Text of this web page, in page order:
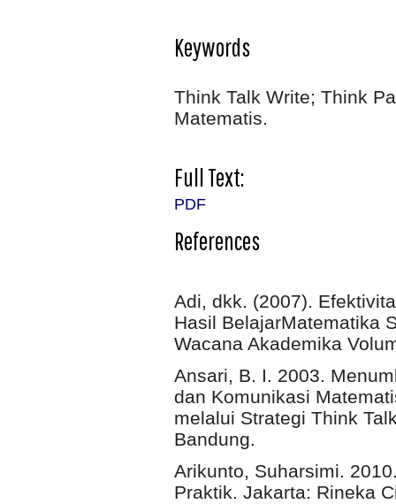
Keywords
Think Talk Write; Think
Matematis.
Full Text:
PDF
References
Adi, dkk. (2007).
Hasil BelajarMatematika
Wacana Akademika
Ansari, B. I. 2003.
dan Komunikasi
melalui Strategi Think
Bandung.
Arikunto, Suharsimi.
Praktik. Jakarta: Rineka